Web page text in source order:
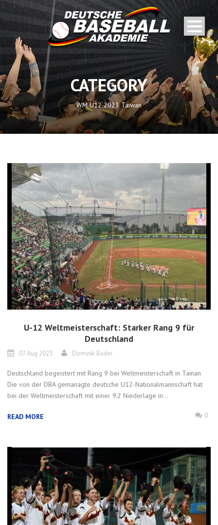
CATEGORY
WM U12 2023 Taiwan
U-12 Weltmeisterschaft: Starker Rang 9 für
Deutschland
07 Aug 2023 Dominik Buder
Deutschland begeistert mit Rang 9 bei Weltmeisterschaft in Tainan
Die von der DBA gemanagte deutsche U12-Nationalmannschaft hat
bei der Weltmeisterschaft mit einer 9:2 Niederlage in...
READ MORE 0